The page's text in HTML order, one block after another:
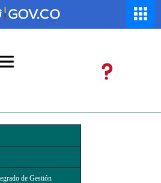
de Gestión